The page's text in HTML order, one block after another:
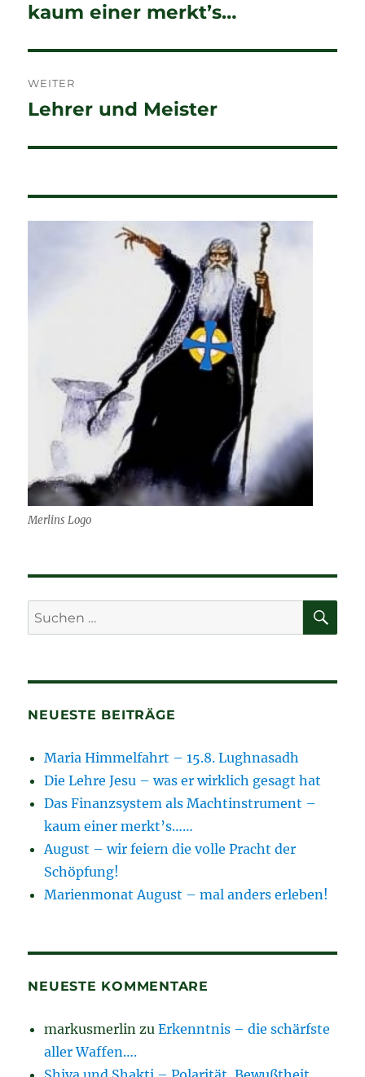
Beitrag:
kaum einer merkt’s…
WEITER
Nächster
Lehrer und Meister
Merlins Logo
Suchen
nach:
NEUESTE BEITRÄGE
Maria Himmelfahrt – 15.8. Lughnasadh
Die Lehre Jesu – was er wirklich gesagt hat
Das Finanzsystem als Machtinstrument –
kaum einer merkt’s……
August – wir feiern die volle Pracht der
Schöpfung!
Marienmonat August – mal anders erleben!
NEUESTE KOMMENTARE
markusmerlin zuErkenntnis – die schärfste
aller Waffen….